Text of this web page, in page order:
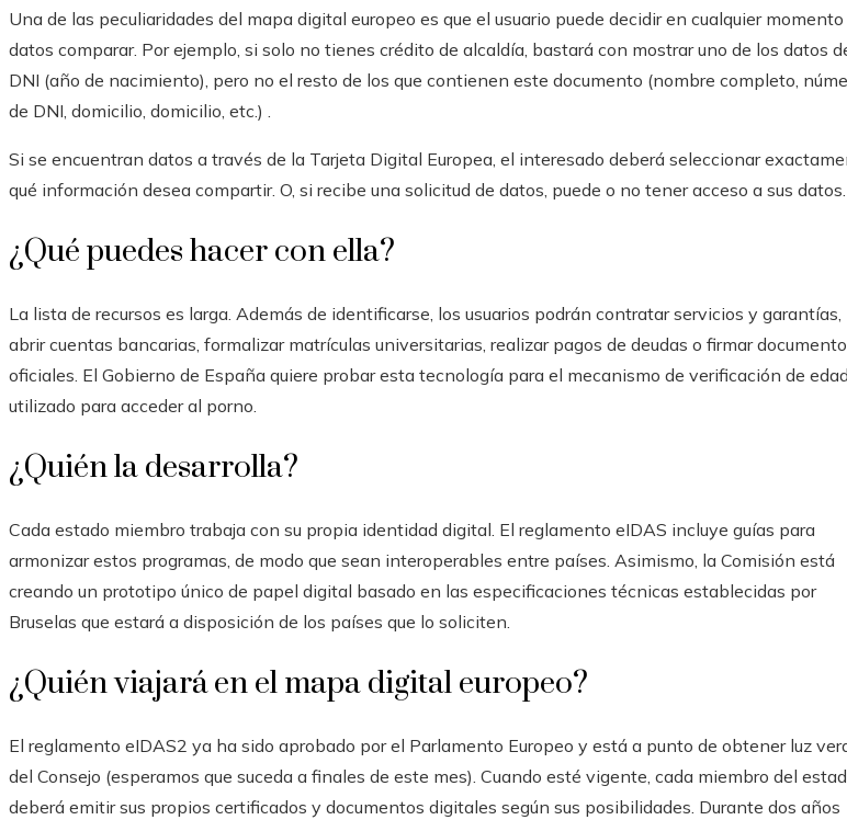
Una de las peculiaridades del mapa digital europeo es que el usuario puede decidir en cualquier momento
datos comparar. Por ejemplo, si solo no tienes crédito de alcaldía, bastará con mostrar uno de los datos
DNI (año de nacimiento), pero no el resto de los que contienen este documento (nombre completo,
de DNI, domicilio, domicilio, etc.) .
Si se encuentran datos a través de la Tarjeta Digital Europea, el interesado deberá seleccionar
qué información desea compartir. O, si recibe una solicitud de datos, puede o no tener acceso a sus datos.
¿Qué puedes hacer con ella?
La lista de recursos es larga. Además de identificarse, los usuarios podrán contratar servicios y garantías,
abrir cuentas bancarias, formalizar matrículas universitarias, realizar pagos de deudas o firmar
oficiales. El Gobierno de España quiere probar esta tecnología para el mecanismo de verificación de edad
utilizado para acceder al porno.
¿Quién la desarrolla?
Cada estado miembro trabaja con su propia identidad digital. El reglamento eIDAS incluye guías para
armonizar estos programas, de modo que sean interoperables entre países. Asimismo, la Comisión está
creando un prototipo único de papel digital basado en las especificaciones técnicas establecidas por
Bruselas que estará a disposición de los países que lo soliciten.
¿Quién viajará en el mapa digital europeo?
El reglamento eIDAS2 ya ha sido aprobado por el Parlamento Europeo y está a punto de obtener luz
del Consejo (esperamos que suceda a finales de este mes). Cuando esté vigente, cada miembro del
deberá emitir sus propios certificados y documentos digitales según sus posibilidades. Durante dos años